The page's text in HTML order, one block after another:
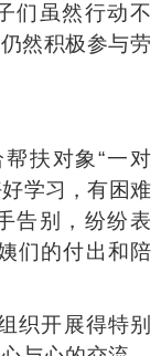
们虽然行动不
然积极参与劳
扶对象“一对
学习，有困难
告别，纷纷表
们的付出和陪
织开展得特别